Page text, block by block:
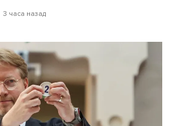
3 часа назад